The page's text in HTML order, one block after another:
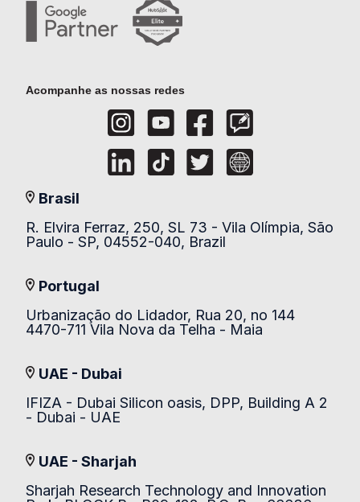
Acompanhe as nossas redes
Brasil
R. Elvira Ferraz, 250, SL 73 - Vila Olímpia, São
Paulo - SP, 04552-040, Brazil
Portugal
Urbanização do Lidador, Rua 20, no 144
4470-711 Vila Nova da Telha - Maia
UAE - Dubai
IFIZA - Dubai Silicon oasis, DPP, Building A 2
- Dubai - UAE
UAE - Sharjah
Sharjah Research Technology and Innovation